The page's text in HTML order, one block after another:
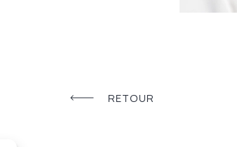
RETOUR